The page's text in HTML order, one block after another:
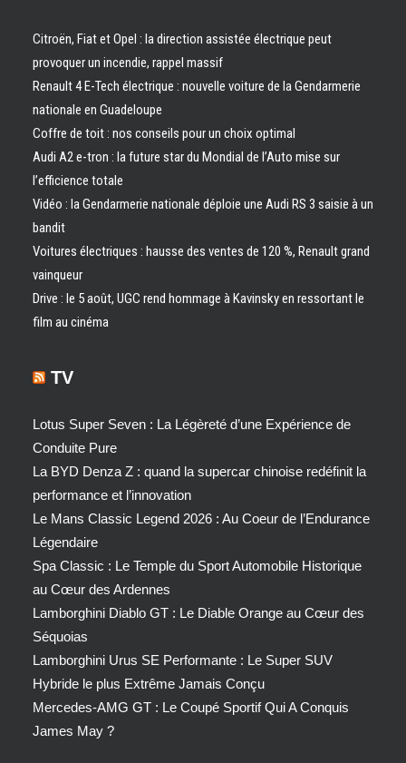
Citroën, Fiat et Opel : la direction assistée électrique peut
provoquer un incendie, rappel massif
Renault 4 E-Tech électrique : nouvelle voiture de la Gendarmerie
nationale en Guadeloupe
Coffre de toit : nos conseils pour un choix optimal
Audi A2 e-tron : la future star du Mondial de l’Auto mise sur
l’efficience totale
Vidéo : la Gendarmerie nationale déploie une Audi RS 3 saisie à un
bandit
Voitures électriques : hausse des ventes de 120 %, Renault grand
vainqueur
Drive : le 5 août, UGC rend hommage à Kavinsky en ressortant le
film au cinéma
TV
Lotus Super Seven : La Légèreté d’une Expérience de
Conduite Pure
La BYD Denza Z : quand la supercar chinoise redéfinit la
performance et l’innovation
Le Mans Classic Legend 2026 : Au Coeur de l’Endurance
Légendaire
Spa Classic : Le Temple du Sport Automobile Historique
au Cœur des Ardennes
Lamborghini Diablo GT : Le Diable Orange au Cœur des
Séquoias
Lamborghini Urus SE Performante : Le Super SUV
Hybride le plus Extrême Jamais Conçu
Mercedes-AMG GT : Le Coupé Sportif Qui A Conquis
James May ?